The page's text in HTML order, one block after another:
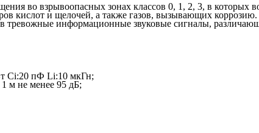
во взрывоопасных зонах классов 0, 1, 2, 3, в которых
кислот и щелочей, а также газов, вызывающих коррозию.
информационные звуковые сигналы,
Ci:20 пФ Li:10 мкГн;
м не менее 95 дБ;